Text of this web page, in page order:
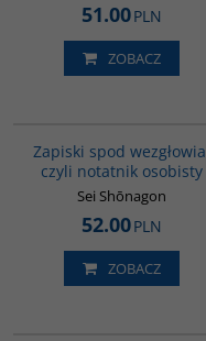
51.00PLN
ZOBACZ
Zapiski spod
czyli notatnik osobisty
Sei Shōnagon
52.00PLN
ZOBACZ